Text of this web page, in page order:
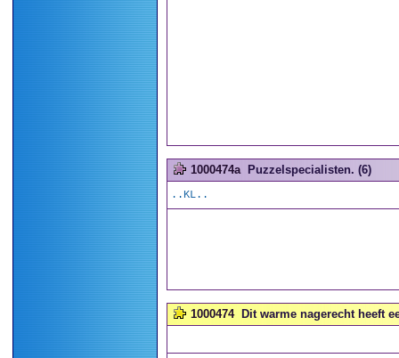
1000474a Puzzelspecialisten. (6)
..KL..
1000474 Dit warme nagerecht heeft